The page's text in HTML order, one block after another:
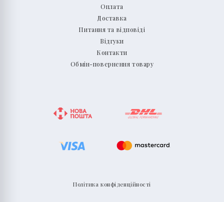
Оплата
Доставка
Питання та відповіді
Відгуки
Контакти
Обмін-повернення товару
Політика конфіденційності